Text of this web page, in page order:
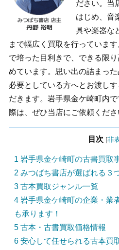
ださい。当
はじめ、音
具や楽器な
まで幅広く買取を行っていま
で培った目利きで、できる限
めています。思い出の詰まっ
必要としている方へとお渡し
だきます。岩手県金ケ崎町内
際は、ぜひ当店にご依頼くださ
目次 [非
1 岩手県金ケ崎町の古書買取
2 みつばち書店が選ばれる３
3 古本買取ジャンル一覧
4 岩手県金ケ崎町の企業・業
も承ります！
5 古本・古書買取価格情報
6 安心して任せられる古本買